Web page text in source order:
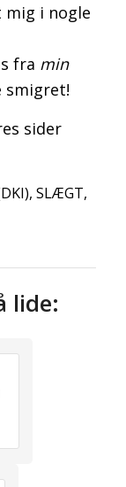
mig i nogle
fra min
smigret!
sider
, SLÆGT,
lide: